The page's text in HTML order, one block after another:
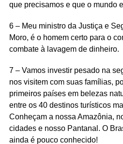
que precisamos e que o mundo
6 – Meu ministro da Justiça e
Moro, é o homem certo para o
combate à lavagem de dinheiro.
7 – Vamos investir pesado na
nos visitem com suas famílias,
primeiros países em belezas
entre os 40 destinos turísticos
Conheçam a nossa Amazônia,
cidades e nosso Pantanal. O
ainda é pouco conhecido!